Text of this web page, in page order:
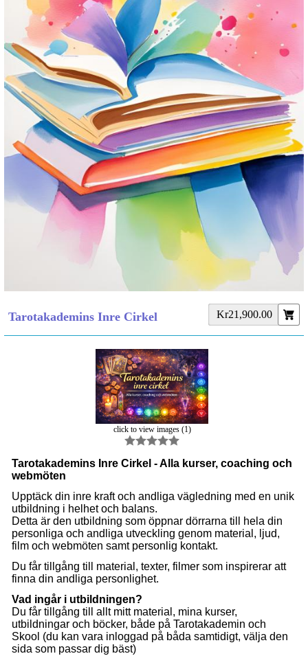
Kr21,900.00
Tarotakademins Inre Cirkel
click to view images (1)
Tarotakademins Inre Cirkel - Alla kurser, coaching och
webmöten
Upptäck din inre kraft och andliga vägledning med en unik
utbildning i helhet och balans.
Detta är den utbildning som öppnar dörrarna till hela din
personliga och andliga utveckling genom material, ljud,
film och webmöten samt personlig kontakt.
Du får tillgång till material, texter, filmer som inspirerar att
finna din andliga personlighet.
Vad ingår i utbildningen?
Du får tillgång till allt mitt material, mina kurser,
utbildningar och böcker, både på Tarotakademin och
Skool (du kan vara inloggad på båda samtidigt, välja den
sida som passar dig bäst)